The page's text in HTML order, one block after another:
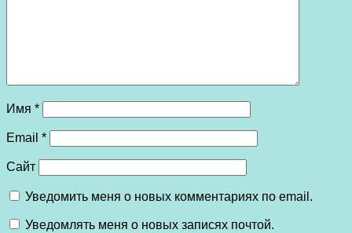
Имя *
Email *
Сайт
Уведомить меня о новых комментариях по email.
Уведомлять меня о новых записях почтой.